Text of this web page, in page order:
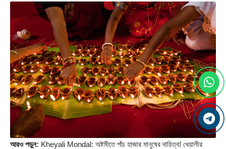
আরও পড়ুন: Kheyali Mondal: অষ্টমীতে পাঁচ হাজার মানুষের দায়িত্ব! খেয়ালীর